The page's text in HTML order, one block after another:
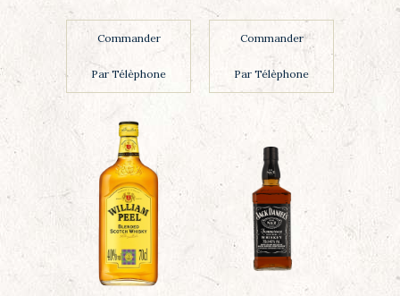
Commander
Par Télèphone
Commander
Par Télèphone